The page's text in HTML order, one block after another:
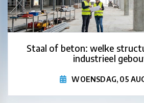
Staal of beton: welke
industrieel
WOENSDAG, 05